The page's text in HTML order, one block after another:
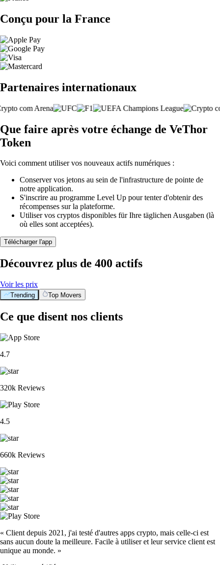
Conçu pour la France
Partenaires internationaux
Que faire après votre échange de VeThor
Token
Voici comment utiliser vos nouveaux actifs numériques :
Conserver vos jetons au sein de l'infrastructure de pointe de
notre application.
S'inscrire au programme Level Up pour tenter d'obtenir des
récompenses sur la plateforme.
Utiliser vos cryptos disponibles für Ihre täglichen Ausgaben (là
où elles sont acceptées).
Télécharger l'app
Découvrez plus de 400 actifs
Voir les prix
Trending Top Movers
Ce que disent nos clients
4.7
320k Reviews
4.5
660k Reviews
« Client depuis 2021, j'ai testé d'autres apps crypto, mais celle-ci est
sans aucun doute la meilleure. Facile à utiliser et leur service client est
unique au monde. »